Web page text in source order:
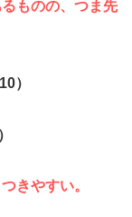
ものの、つま先
）
きやすい。